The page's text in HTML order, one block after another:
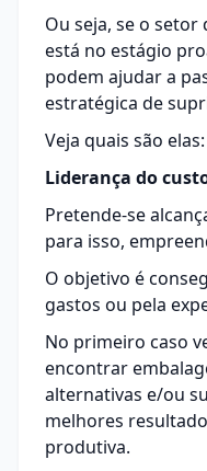
Ou seja, se o setor
está no estágio
podem ajudar a
estratégica de
Veja quais são elas:
Liderança do
Pretende-se
para isso,
O objetivo é
gastos ou pela
No primeiro caso
encontrar
alternativas e/ou
melhores
produtiva.